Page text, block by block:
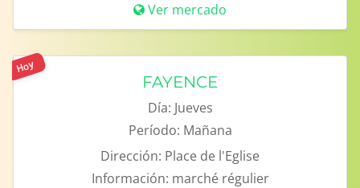
Ver mercado
Hoy
FAYENCE
Día: Jueves
Período: Mañana
Dirección: Place de l'Eglise
Información: marché régulier